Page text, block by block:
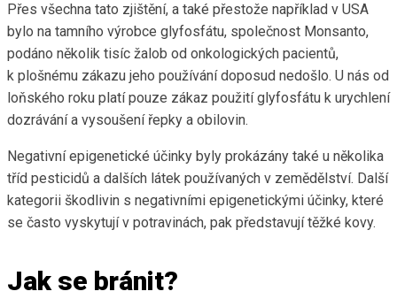
Přes všechna tato zjištění, a také přestože například v USA
bylo na tamního výrobce glyfosfátu, společnost Monsanto,
podáno několik tisíc žalob od onkologických pacientů,
k plošnému zákazu jeho používání doposud nedošlo. U nás od
loňského roku platí pouze zákaz použití glyfosfátu k urychlení
dozrávání a vysoušení řepky a obilovin.
Negativní epigenetické účinky byly prokázány také u několika
tříd pesticidů a dalších látek používaných v zemědělství. Další
kategorii škodlivin s negativními epigenetickými účinky, které
se často vyskytují v potravinách, pak představují těžké kovy.
Jak se bránit?